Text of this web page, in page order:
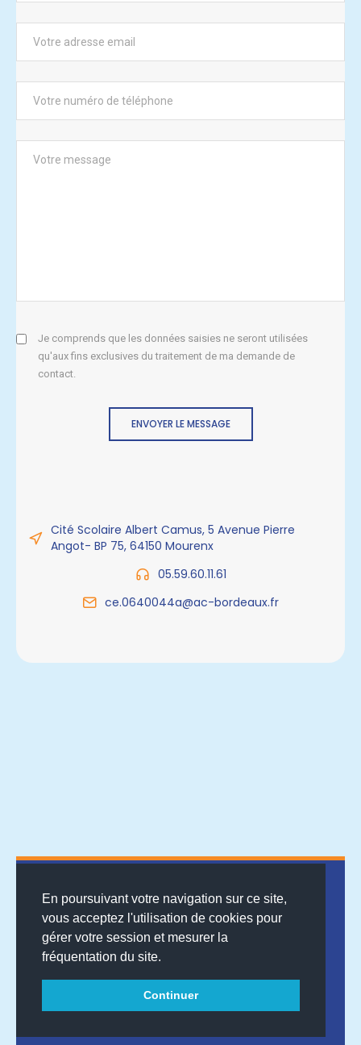
En poursuivant votre navigation sur ce site,
vous acceptez l'utilisation de cookies pour
gérer votre session et mesurer la
fréquentation du site.
Continuer
Je comprends que les données saisies ne seront utilisées
qu'aux fins exclusives du traitement de ma demande de
contact.
ENVOYER LE MESSAGE
Cité Scolaire Albert Camus, 5 Avenue Pierre
Angot- BP 75, 64150 Mourenx
05.59.60.11.61
ce.0640044a@ac-bordeaux.fr
© 2026
INNOVATIONS™